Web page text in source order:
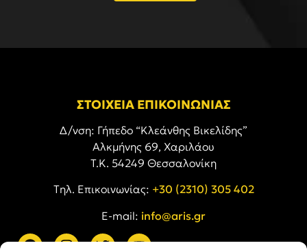
ΣΤΟΙΧΕΙΑ ΕΠΙΚΟΙΝΩΝΙΑΣ
Δ/νση: Γήπεδο “Κλεάνθης Βικελίδης”
Αλκμήνης 69, Χαριλάου
Τ.Κ. 54249 Θεσσαλονίκη
Tηλ. Επικοινωνίας: +30 (2310) 305 402
E-mail: info@aris.gr